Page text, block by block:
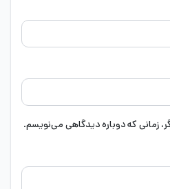
30
زمانی که دوباره دیدگاهی می‌نویسم.